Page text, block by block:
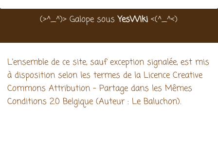
(>^_^)> Galope sousYesWiki <(^_^<)
L'ensemble de ce site, sauf exception signalée, est mis
à disposition selon les termes de la Licence Creative
Commons Attribution - Partage dans les Mêmes
Conditions 2.0 Belgique (Auteur : Le Baluchon).